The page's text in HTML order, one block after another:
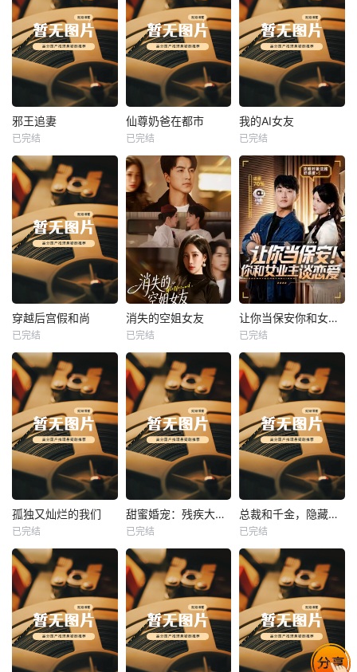
热播
邪王追妻
未知
邪王追妻
已完结
热播
未知
仙尊奶爸在都市
已完结
热播
我的AI女友
未知
我的AI女友
已完结
热播
未知
穿越后宫假和尚
已完结
热播
未知
消失的空姐女友
已完结
热播
未知
让你当保安你和女业主谈恋爱
已完结
热播
未知
孤独又灿烂的我们
已完结
热播
未知
甜蜜婚宠：残疾大佬夜夜撩
已完结
热播
未知
总裁和千金，隐藏身份闪婚了
已完结